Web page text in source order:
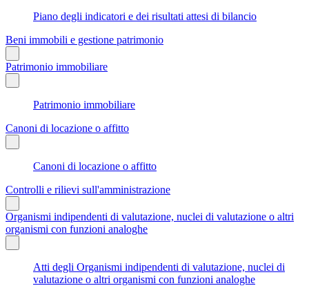
Piano degli indicatori e dei risultati attesi di bilancio
Beni immobili e gestione patrimonio
Patrimonio immobiliare
Patrimonio immobiliare
Canoni di locazione o affitto
Canoni di locazione o affitto
Controlli e rilievi sull'amministrazione
Organismi indipendenti di valutazione, nuclei di valutazione o altri
organismi con funzioni analoghe
Atti degli Organismi indipendenti di valutazione, nuclei di
valutazione o altri organismi con funzioni analoghe